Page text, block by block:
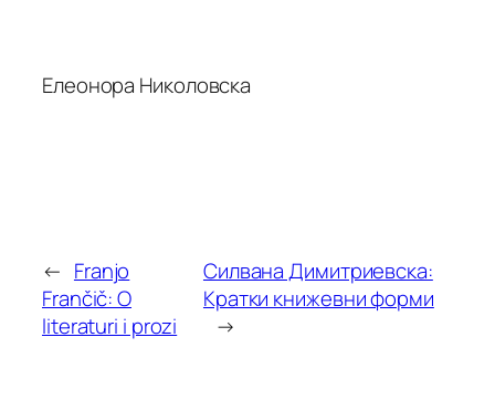
Елеонора Николовска
← Franjo
Frančič: O
literaturi i prozi
Силвана Димитриевска:
Кратки книжевни форми
→